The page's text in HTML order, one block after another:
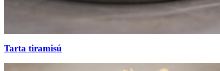
Tarta tiramisú